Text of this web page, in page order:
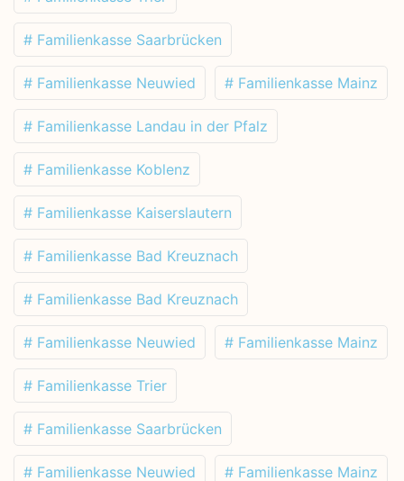
# Familienkasse Saarbrücken
# Familienkasse Neuwied # Familienkasse Mainz
# Familienkasse Landau in der Pfalz
# Familienkasse Koblenz
# Familienkasse Kaiserslautern
# Familienkasse Bad Kreuznach
# Familienkasse Bad Kreuznach
# Familienkasse Neuwied # Familienkasse Mainz
# Familienkasse Trier
# Familienkasse Saarbrücken
# Familienkasse Neuwied # Familienkasse Mainz